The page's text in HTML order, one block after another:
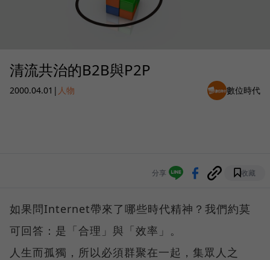
清流共治的B2B與P2P
2000.04.01 | 人物 數位時代
分享 收藏
如果問Internet帶來了哪些時代精神？我們約莫
可回答：是「合理」與「效率」。
人生而孤獨，所以必須群聚在一起，集眾人之